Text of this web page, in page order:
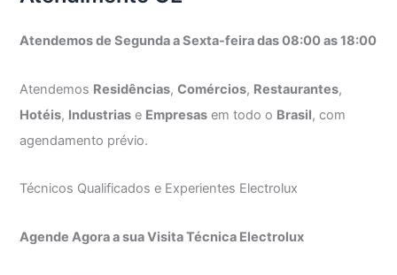
Atendemos de Segunda a Sexta-feira das 08:00 as 18:00
Atendemos Residências,Comércios, Restaurantes,
Hotéis, Industrias e Empresas em todo o Brasil, com
agendamento prévio.
Técnicos Qualificados e Experientes Electrolux
Agende Agora a sua Visita Técnica Electrolux